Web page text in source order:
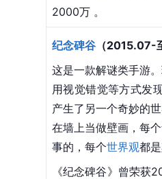
2000万 。
纪念碑谷 （2015.07-
这是一款解谜类手游
用视觉错觉等方式发
产生了另一个奇妙的
在墙上当做壁画，每
事的，每个世界观都
《纪念碑谷》曾荣获